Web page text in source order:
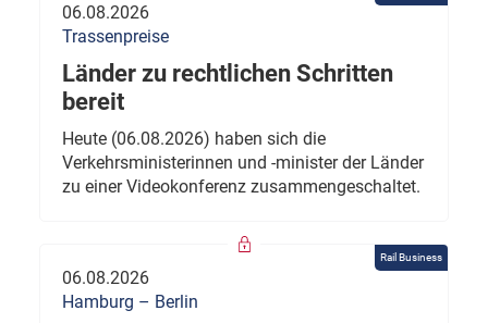
06.08.2026
Trassenpreise
Länder zu rechtlichen Schritten
bereit
Heute (06.08.2026) haben sich die
Verkehrsministerinnen und -minister der Länder
zu einer Videokonferenz zusammengeschaltet.
Rail Business
06.08.2026
Hamburg – Berlin